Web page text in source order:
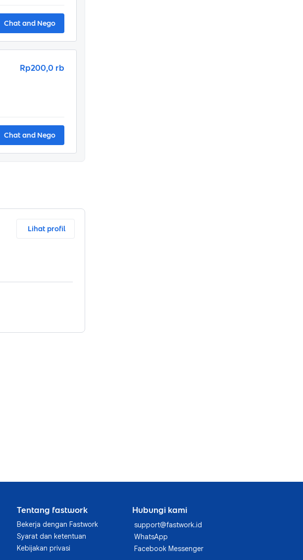
Chat and Nego
Rp200,0 rb
Chat and Nego
Lihat profil
Tentang fastwork
Bekerja dengan Fastwork
Syarat dan ketentuan
Kebijakan privasi
Hubungi kami
support@fastwork.id
WhatsApp
Facebook Messenger